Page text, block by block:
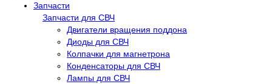
Запчасти
Запчасти для СВЧ
Двигатели вращения поддона
Диоды для СВЧ
Колпачки для магнетрона
Конденсаторы для СВЧ
Лампы для СВЧ